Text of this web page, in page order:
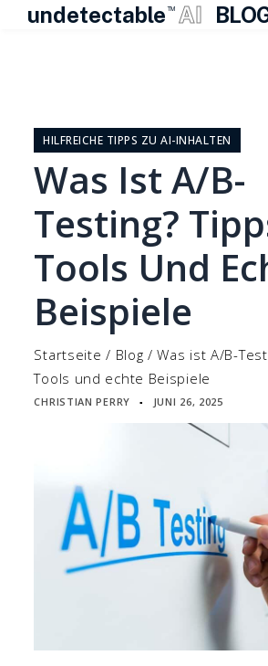
undetectable TM AI
springenHILFREICHE TIPPS ZU AI-INHALTEN
Was Ist A/B-
Testing?
Tools Und
Beispiele
Startseite / Blog /Was ist A/B-
Tools und echte Beispiele
CHRISTIAN PERRY ▪ JUNI 26, 2025